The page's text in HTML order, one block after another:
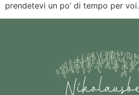
prendetevi un po’ di tempo per voi.